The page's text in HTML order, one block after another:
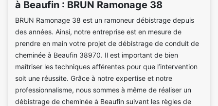
à Beaufin : BRUN Ramonage 38
BRUN Ramonage 38 est un ramoneur débistrage depuis
des années. Ainsi, notre entreprise est en mesure de
prendre en main votre projet de débistrage de conduit de
cheminée à Beaufin 38970. Il est important de bien
maîtriser les techniques afférentes pour que l’intervention
soit une réussite. Grâce à notre expertise et notre
professionnalisme, nous sommes à même de réaliser un
débistrage de cheminée à Beaufin suivant les règles de